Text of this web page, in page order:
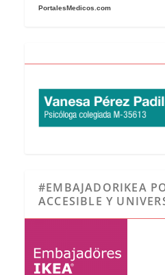
PortalesMedicos.com
#EMBAJADORIKEA
ACCESIBLE Y